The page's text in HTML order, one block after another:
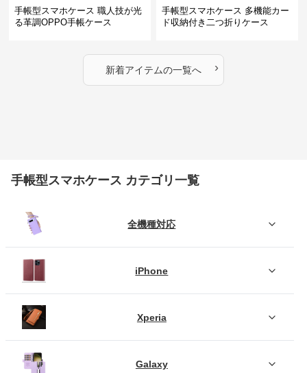
手帳型スマホケース 職人技が光
る革調OPPO手帳ケース
手帳型スマホケース 多機能カー
ド収納付き二つ折りケース
新着アイテムの一覧へ ›
手帳型スマホケース カテゴリ一覧
全機種対応
iPhone
Xperia
Galaxy